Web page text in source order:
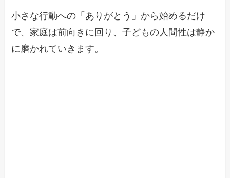
小さな行動への「ありがとう」から始めるだけ
で、家庭は前向きに回り、子どもの人間性は静か
に磨かれていきます。